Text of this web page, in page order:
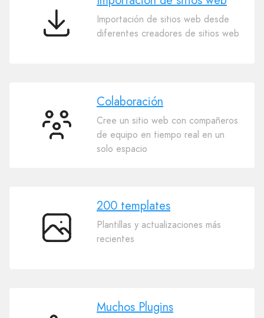
Importación
Importación de sitios web desde
diferentes creadores de sitios web
Colaboración
Colaboración
Cree un sitio web con compañeros
de equipo en tiempo real en un
solo espacio
200
200 templates
Plantillas y actualizaciones más
recientes
Muchos Plugins